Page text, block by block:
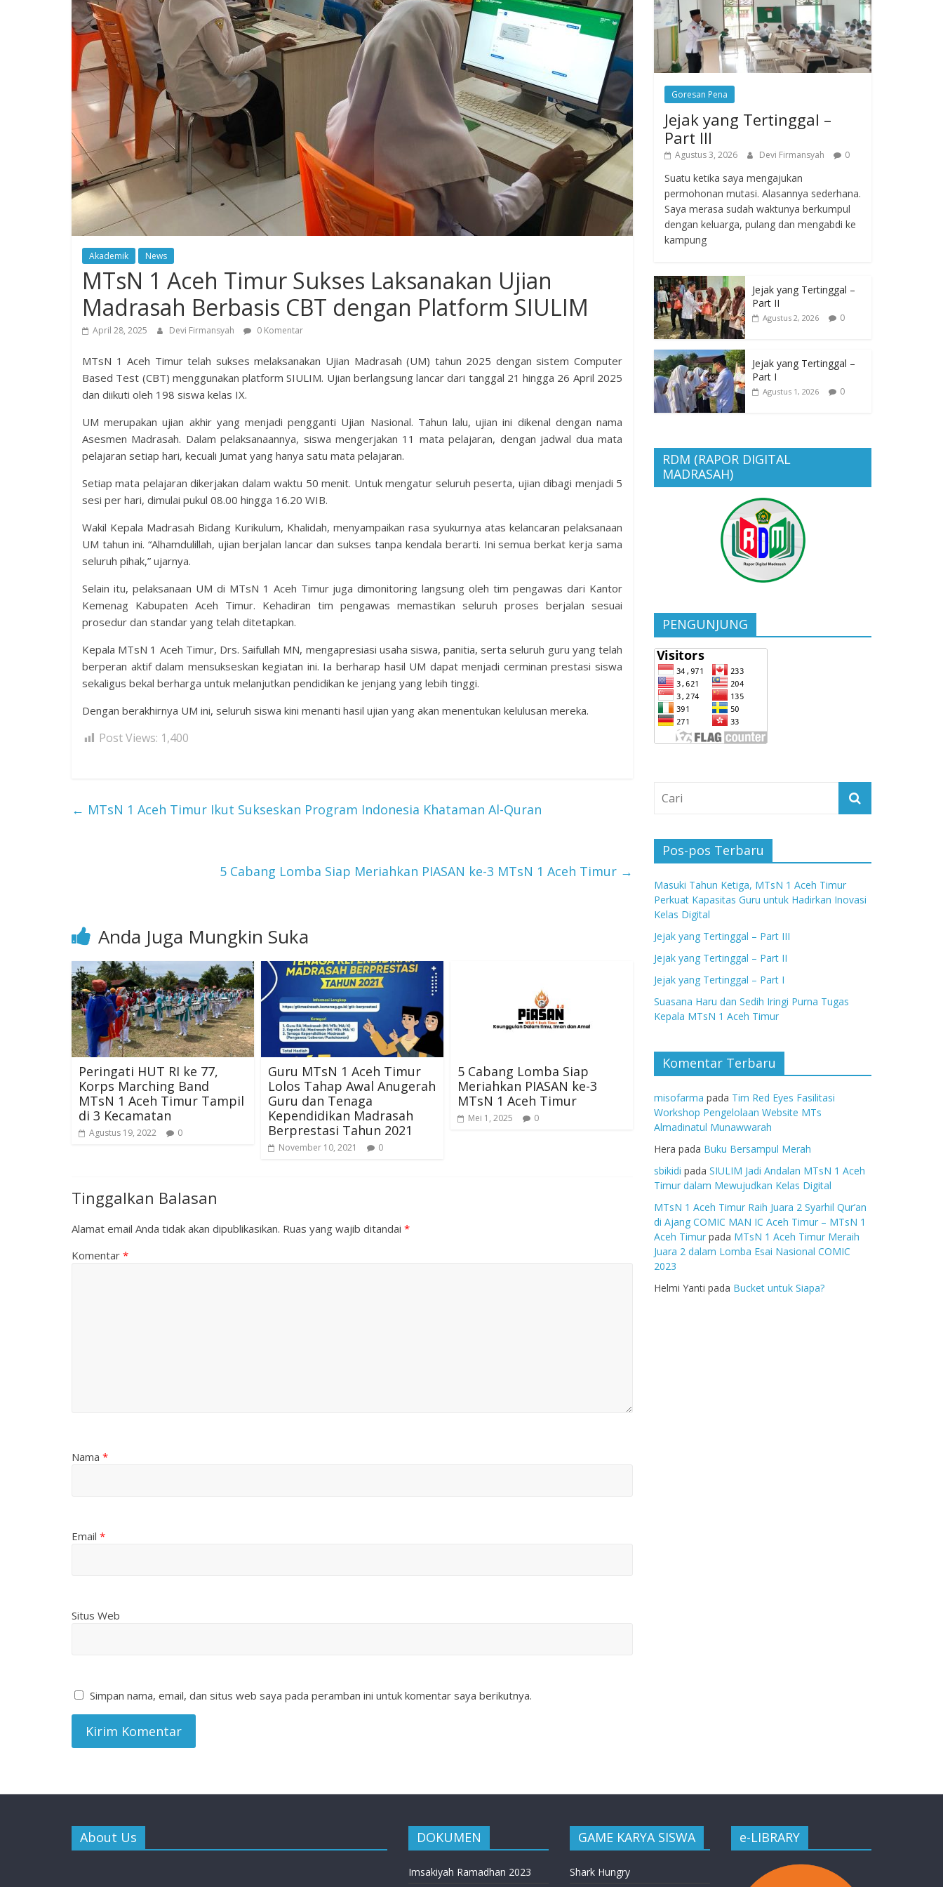
Akademik News
MTsN 1 Aceh Timur Sukses Laksanakan Ujian
Madrasah Berbasis CBT dengan Platform SIULIM
April 28, 2025 Devi Firmansyah 0 Komentar
MTsN 1 Aceh Timur telah sukses melaksanakan Ujian Madrasah (UM) tahun 2025 dengan sistem Computer
Based Test (CBT) menggunakan platform SIULIM. Ujian berlangsung lancar dari tanggal 21 hingga 26 April 2025
dan diikuti oleh 198 siswa kelas IX.
UM merupakan ujian akhir yang menjadi pengganti Ujian Nasional. Tahun lalu, ujian ini dikenal dengan nama
Asesmen Madrasah. Dalam pelaksanaannya, siswa mengerjakan 11 mata pelajaran, dengan jadwal dua mata
pelajaran setiap hari, kecuali Jumat yang hanya satu mata pelajaran.
Setiap mata pelajaran dikerjakan dalam waktu 50 menit. Untuk mengatur seluruh peserta, ujian dibagi menjadi 5
sesi per hari, dimulai pukul 08.00 hingga 16.20 WIB.
Wakil Kepala Madrasah Bidang Kurikulum, Khalidah, menyampaikan rasa syukurnya atas kelancaran pelaksanaan
UM tahun ini. “Alhamdulillah, ujian berjalan lancar dan sukses tanpa kendala berarti. Ini semua berkat kerja sama
seluruh pihak,” ujarnya.
Selain itu, pelaksanaan UM di MTsN 1 Aceh Timur juga dimonitoring langsung oleh tim pengawas dari Kantor
Kemenag Kabupaten Aceh Timur. Kehadiran tim pengawas memastikan seluruh proses berjalan sesuai
prosedur dan standar yang telah ditetapkan.
Kepala MTsN 1 Aceh Timur, Drs. Saifullah MN, mengapresiasi usaha siswa, panitia, serta seluruh guru yang telah
berperan aktif dalam mensukseskan kegiatan ini. Ia berharap hasil UM dapat menjadi cerminan prestasi siswa
sekaligus bekal berharga untuk melanjutkan pendidikan ke jenjang yang lebih tinggi.
Dengan berakhirnya UM ini, seluruh siswa kini menanti hasil ujian yang akan menentukan kelulusan mereka.
Post Views: 1,400
← MTsN 1 Aceh Timur Ikut Sukseskan Program Indonesia Khataman Al-Quran
5 Cabang Lomba Siap Meriahkan PIASAN ke-3 MTsN 1 Aceh Timur →
Anda Juga Mungkin Suka
Peringati HUT RI ke 77,
Korps Marching Band
MTsN 1 Aceh Timur Tampil
di 3 Kecamatan
Agustus 19, 2022 0
Guru MTsN 1 Aceh Timur
Lolos Tahap Awal Anugerah
Guru dan Tenaga
Kependidikan Madrasah
Berprestasi Tahun 2021
November 10, 2021 0
5 Cabang Lomba Siap
Meriahkan PIASAN ke-3
MTsN 1 Aceh Timur
Mei 1, 2025 0
Tinggalkan Balasan
Alamat email Anda tidak akan dipublikasikan. Ruas yang wajib ditandai *
Komentar *
Nama *
Email *
Situs Web
Simpan nama, email, dan situs web saya pada peramban ini untuk komentar saya berikutnya.
Goresan Pena
Jejak yang Tertinggal –
Part III
Agustus 3, 2026 Devi Firmansyah 0
Suatu ketika saya mengajukan
permohonan mutasi. Alasannya sederhana.
Saya merasa sudah waktunya berkumpul
dengan keluarga, pulang dan mengabdi ke
kampung
Jejak yang Tertinggal –
Part II
Agustus 2, 2026 0
Jejak yang Tertinggal –
Part I
Agustus 1, 2026 0
RDM (RAPOR DIGITAL
MADRASAH)
PENGUNJUNG
Pos-pos Terbaru
Masuki Tahun Ketiga, MTsN 1 Aceh Timur
Perkuat Kapasitas Guru untuk Hadirkan Inovasi
Kelas Digital
Jejak yang Tertinggal – Part III
Jejak yang Tertinggal – Part II
Jejak yang Tertinggal – Part I
Suasana Haru dan Sedih Iringi Purna Tugas
Kepala MTsN 1 Aceh Timur
Komentar Terbaru
misofarma pada Tim Red Eyes Fasilitasi
Workshop Pengelolaan Website MTs
Almadinatul Munawwarah
Hera pada Buku Bersampul Merah
sbikidi pada SIULIM Jadi Andalan MTsN 1 Aceh
Timur dalam Mewujudkan Kelas Digital
MTsN 1 Aceh Timur Raih Juara 2 Syarhil Qur’an
di Ajang COMIC MAN IC Aceh Timur – MTsN 1
Aceh Timur pada MTsN 1 Aceh Timur Meraih
Juara 2 dalam Lomba Esai Nasional COMIC
2023
Helmi Yanti pada Bucket untuk Siapa?
About Us DOKUMEN
Imsakiyah Ramadhan 2023
GAME KARYA SISWA
Shark Hungry
e-LIBRARY